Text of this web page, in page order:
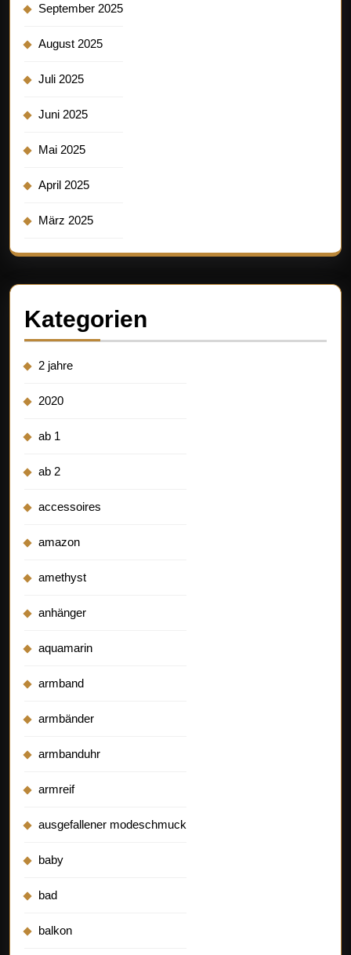
September 2025
August 2025
Juli 2025
Juni 2025
Mai 2025
April 2025
März 2025
Kategorien
2 jahre
2020
ab 1
ab 2
accessoires
amazon
amethyst
anhänger
aquamarin
armband
armbänder
armbanduhr
armreif
ausgefallener modeschmuck
baby
bad
balkon